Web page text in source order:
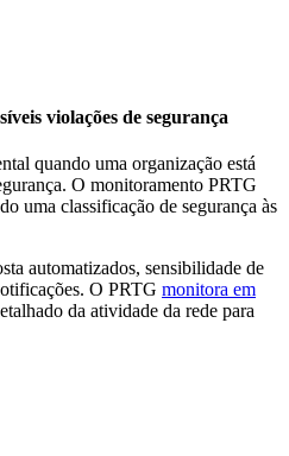
violações de segurança
quando uma organização está
O monitoramento PRTG
uma classificação de segurança às
automatizados, sensibilidade de
O PRTG monitora em
da atividade da rede para